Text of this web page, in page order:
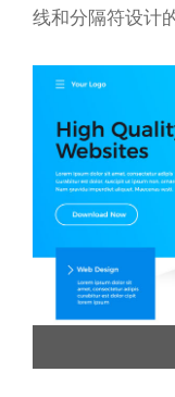
线和分隔符设计